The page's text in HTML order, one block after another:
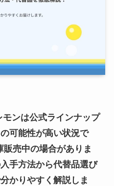
モンは公式ラインナップ
可能性が高い状況で
売中の場合がありま
手方法から代替品選び
かりやすく解説しま